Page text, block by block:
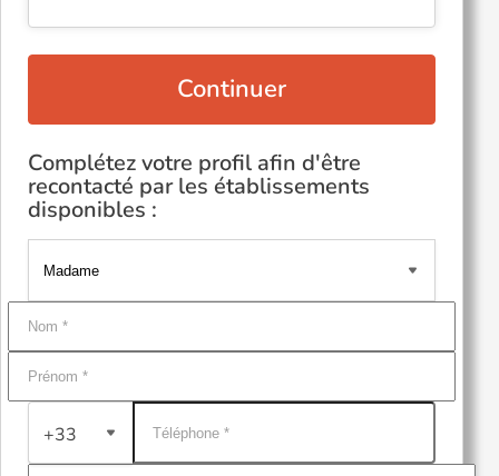
Continuer
Complétez votre profil afin d'être
recontacté par les établissements
disponibles :
+33